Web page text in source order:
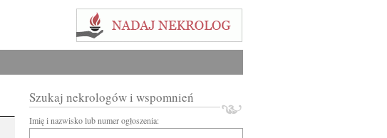
Szukaj nekrologów i wspomnień
Imię i nazwisko lub numer ogłoszenia: